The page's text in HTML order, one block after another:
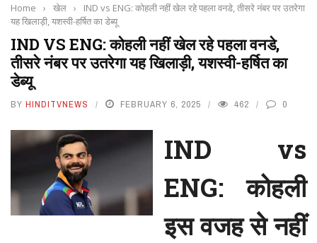
Home › खेल ›
IND vs ENG: कोहली नहीं खेल रहे पहला वनडे, तीसरे नंबर पर उतरेगा
यह खिलाड़ी, यशस्वी-हर्षित का डेब्यू
IND VS ENG: कोहली नहीं खेल रहे पहला वनडे,
तीसरे नंबर पर उतरेगा यह खिलाड़ी, यशस्वी-हर्षित का
डेब्यू
BY HINDITVNEWS FEBRUARY 6, 2025 462 0
IND vs
ENG: कोहली
इस वजह से नहीं